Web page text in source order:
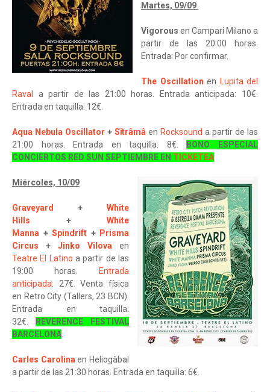
Martes, 09/09
Vigorous en Campari Milano a
partir de las 20:00 horas.
Entrada: Por confirmar.
The Oscillation en Lupita del
Raval
a partir de las 21:00 horas. Entrada anticipada: 10€.
Entrada en taquilla: 12€.
Aqua Nebula Oscillator + Sïtrâmâ en Rocksound a partir de las
21:00 horas. Entrada en taquilla: 8€.
BONO ESPECIAL
CONCIERTOS RED SUN SEPTIEMBRE EN TICKETEA.
Miércoles, 10/09
Graveyard + White
Hills + White
Manna + Spindrift + Prisma
Circus + Jinko Vilova en
Teatre El Latino a partir de las
19:00 horas.
Entrada
anticipada: 27€. Venta física
en Retro City (Tallers, 23 BCN).
Entrada en taquilla:
32€.
REVERENCE FESTIVAL
BARCELONA.
Carles Carolinaen Heliogàbal
a partir de las 21:30 horas. Entrada en taquilla: 6€.